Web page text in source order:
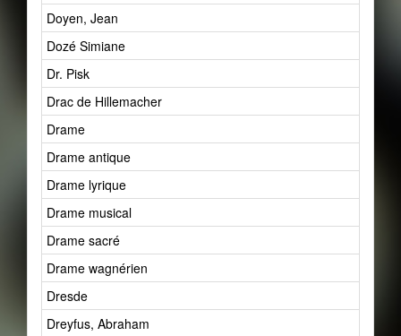
Doyen, Jean
Dozé Simiane
Dr. Pisk
Drac de Hillemacher
Drame
Drame antique
Drame lyrique
Drame musical
Drame sacré
Drame wagnérien
Dresde
Dreyfus, Abraham